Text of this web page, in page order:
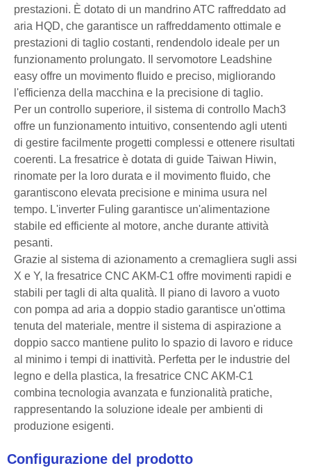
prestazioni. È dotato di un mandrino ATC raffreddato ad
aria HQD, che garantisce un raffreddamento ottimale e
prestazioni di taglio costanti, rendendolo ideale per un
funzionamento prolungato. Il servomotore Leadshine
easy offre un movimento fluido e preciso, migliorando
l'efficienza della macchina e la precisione di taglio.
Per un controllo superiore, il sistema di controllo Mach3
offre un funzionamento intuitivo, consentendo agli utenti
di gestire facilmente progetti complessi e ottenere risultati
coerenti. La fresatrice è dotata di guide Taiwan Hiwin,
rinomate per la loro durata e il movimento fluido, che
garantiscono elevata precisione e minima usura nel
tempo. L'inverter Fuling garantisce un'alimentazione
stabile ed efficiente al motore, anche durante attività
pesanti.
Grazie al sistema di azionamento a cremagliera sugli assi
X e Y, la fresatrice CNC AKM-C1 offre movimenti rapidi e
stabili per tagli di alta qualità. Il piano di lavoro a vuoto
con pompa ad aria a doppio stadio garantisce un'ottima
tenuta del materiale, mentre il sistema di aspirazione a
doppio sacco mantiene pulito lo spazio di lavoro e riduce
al minimo i tempi di inattività. Perfetta per le industrie del
legno e della plastica, la fresatrice CNC AKM-C1
combina tecnologia avanzata e funzionalità pratiche,
rappresentando la soluzione ideale per ambienti di
produzione esigenti.
Configurazione del prodotto